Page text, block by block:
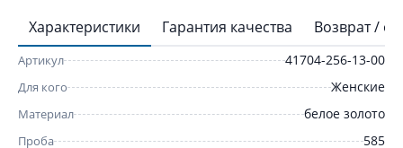
Характеристики Гарантия качества Возврат /
Артикул 41704-256-13-00
Для кого Женские
Материал белое золото
Проба 585